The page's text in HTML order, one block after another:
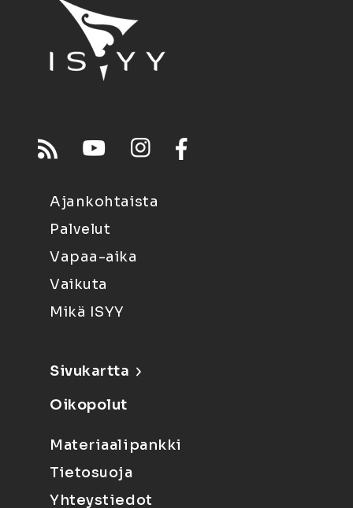
Ajankohtaista
Palvelut
Vapaa-aika
Vaikuta
Mikä ISYY
Sivukartta
Oikopolut
Materiaalipankki
Tietosuoja
Yhteystiedot